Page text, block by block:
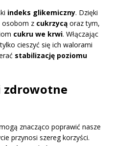
indeks glikemiczny. Dzięki
osobom z cukrzycą oraz tym,
cukru we krwi. Włączając
cieszyć się ich walorami
stabilizację poziomu
zdrowotne
znacząco poprawić nasze
przynosi szereg korzyści.